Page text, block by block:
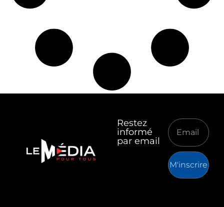
Restez
informé
par email
M'inscrire